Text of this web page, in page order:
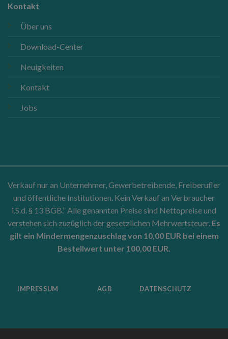
Kontakt
Über uns
Download-Center
Neuigkeiten
Kontakt
Jobs
Verkauf nur an Unternehmer, Gewerbetreibende, Freiberufler
und öffentliche Institutionen. Kein Verkauf an Verbraucher
i.S.d. § 13 BGB.” Alle genannten Preise sind Nettopreise und
verstehen sich zuzüglich der gesetzlichen Mehrwertsteuer. Es
gilt ein Mindermengenzuschlag von 10,00 EUR bei einem
Bestellwert unter 100,00 EUR.
IMPRESSUM AGB DATENSCHUTZ